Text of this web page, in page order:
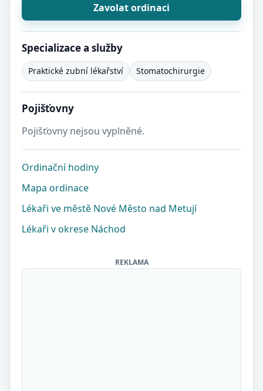
Zavolat ordinaci
Specializace a služby
Praktické zubní lékařství Stomatochirurgie
Pojišťovny
Pojišťovny nejsou vyplněné.
Ordinační hodiny
Mapa ordinace
Lékaři ve městě Nové Město nad Metují
Lékaři v okrese Náchod
REKLAMA